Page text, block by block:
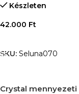
Készleten
42.000 Ft
SKU: Seluna070
Crystal mennyezeti